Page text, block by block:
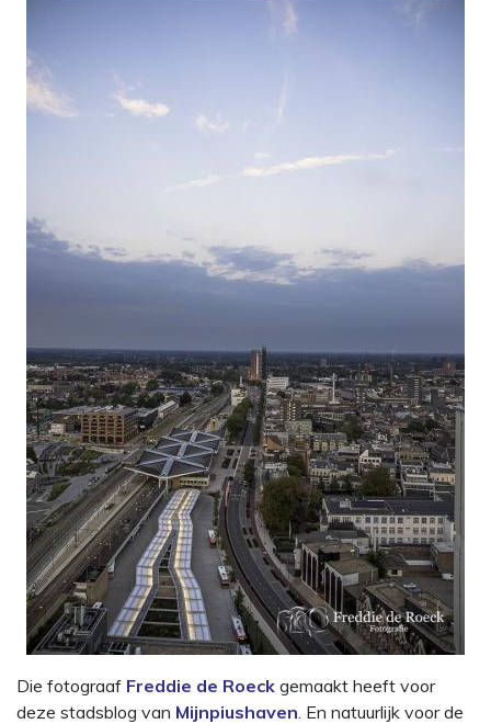
Die fotograaf Freddie de Roeck gemaakt heeft voor
deze stadsblog van Mijnpiushaven . En natuurlijk voor de